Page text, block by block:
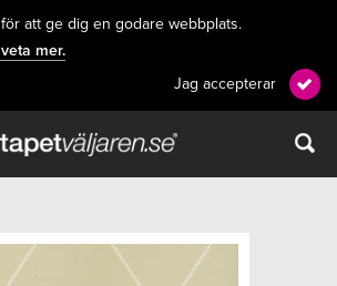
att ge dig en godare webbplats.
mer.
Jag accepterar